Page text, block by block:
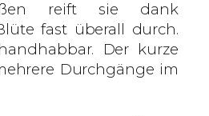
reift sie dank
fast überall durch.
Der kurze
Durchgänge im